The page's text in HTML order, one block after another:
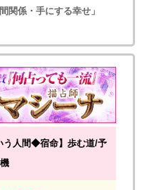
関係・手にする幸せ」
う人間◆宿命】歩む道/予